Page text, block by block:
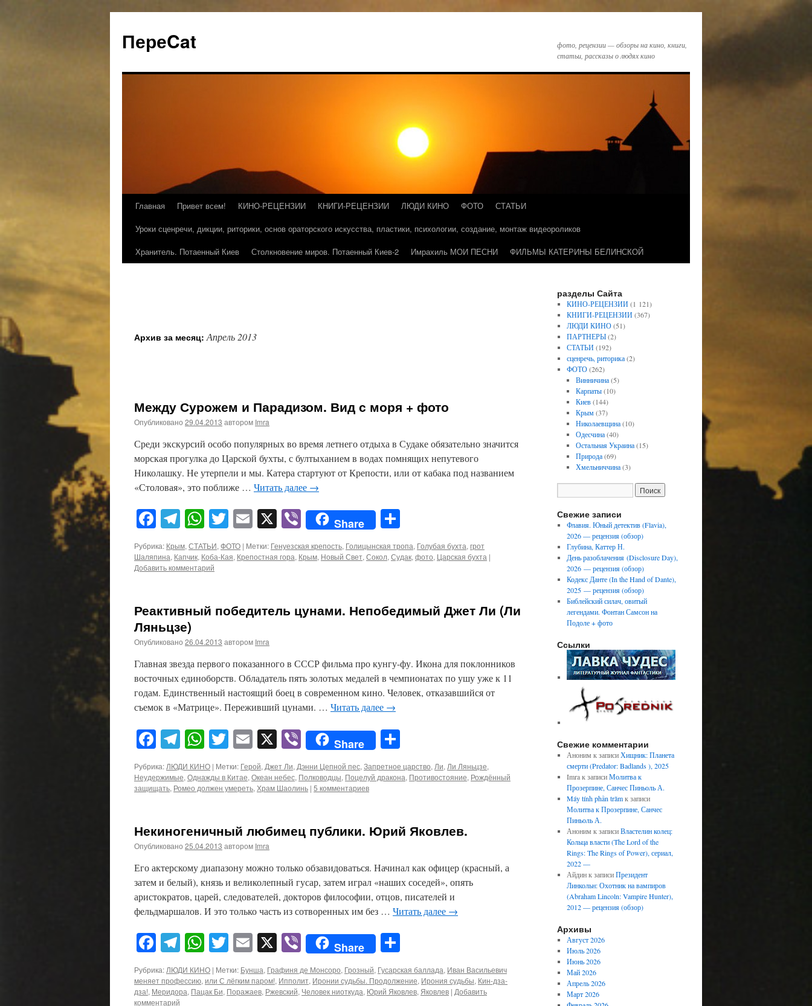
ПереCat
фото, рецензии — обзоры на кино, книги,
статьи, рассказы о людях кино
Главная Привет всем! КИНО-РЕЦЕНЗИИ КНИГИ-РЕЦЕНЗИИ ЛЮДИ КИНО ФОТО
СТАТЬИ
Уроки сценречи, дикции, риторики, основ ораторского искусства, пластики, психологии, создание, монтаж видеороликов
Хранитель. Потаенный Киев
Столкновение миров. Потаенный Киев-2 Имрахиль МОИ ПЕСНИ ФИЛЬМЫ КАТЕРИНЫ БЕЛИНСКОЙ
Архив за месяц:Апрель 2013
Между Сурожем и Парадизом. Вид с моря + фото
Опубликовано 29.04.2013 автором Imra
Среди экскурсий особо популярных во время летнего отдыха в Судаке обязательно значится
морская прогулка до Царской бухты, с бултыханием в водах помнящих непутевого
Николашку. Не утерпели и мы. Катера стартуют от Крепости, или от кабака под названием
«Столовая», это поближе … Читать далее →
Facebook
Telegram
WhatsApp
Twitter
Email
X ViberShare
Рубрика: Крым,СТАТЬИ,ФОТО | Метки: Генуезская крепость, Голицынская тропа, Голубая бухта,грот
Шаляпина, Капчик, Коба-Кая, Крепостная гора, Крым, Новый Свет,Сокол,Судак,фото, Царская бухта |
Добавить комментарий
Реактивный победитель цунами. Непобедимый Джет Ли (Ли
Ляньцзе)
Опубликовано 26.04.2013 автором Imra
Главная звезда первого показанного в СССР фильма про кунгу-фу. Икона для поклонников
восточных единоборств. Обладатель пять золотых медалей в чемпионатах по ушу уже к 11
годам. Единственный настоящий боец в современном кино. Человек, отказавшийся от
съемок в «Матрице». Переживший цунами. … Читать далее →
Facebook
Telegram
WhatsApp
Twitter
Email
X ViberShare
Рубрика: ЛЮДИ КИНО | Метки: Герой, Джет Ли, Дэнни Цепной пес, Запретное царство, Ли, Ли Ляньцзе,
Неудержимые, Однажды в Китае, Океан небес, Полководцы, Поцелуй дракона, Противостояние, Рождённый
защищать, Ромео должен умереть, Храм Шаолинь | 5 комментариев
Некиногеничный любимец публики. Юрий Яковлев.
Опубликовано 25.04.2013 автором Imra
Его актерскому диапазону можно только обзавидоваться. Начинал как офицер (красный, а
затем и белый), князь и великолепный гусар, затем играл «наших соседей», опять
аристократов, царей, следователей, докторов философии, отцов, писателей и
фельдмаршалов. И это только часть из сотворенных им без … Читать далее →
Facebook
Telegram
WhatsApp
Twitter
Email
X ViberShare
Рубрика: ЛЮДИ КИНО | Метки: Бунша, Графиня де Монсоро, Грозный, Гусарская баллада, Иван Васильевич
меняет профессию, или С лёгким паром!, Ипполит, Иронии судьбы. Продолжение, Ирония судьбы, Кин-дза-
дза!, Меридора, Пацак Би, Поражаев, Ржевский, Человек ниоткуда, Юрий Яковлев, Яковлев | Добавить
комментарий
разделы Сайта
КИНО-РЕЦЕНЗИИ(1 121)
КНИГИ-РЕЦЕНЗИИ(367)
ЛЮДИ КИНО(51)
ПАРТНЕРЫ(2)
СТАТЬИ(192)
сценречь, риторика(2)
ФОТО(262)
Винничина(5)
Карпаты(10)
Киев(144)
Крым(37)
Николаевщина(10)
Одесчина(40)
Остальная Украина(15)
Природа(69)
Хмельниччина(3)
Свежие записи
Флавия. Юный детектив (Flavia),
2026 — рецензия (обзор)
Глубина, Каттер Н.
День разоблачения (Disclosure Day),
2026 — рецензия (обзор)
Кодекс Данте (In the Hand of Dante),
2025 — рецензия (обзор)
Библейский силач, овитый
легендами. Фонтан Самсон на
Подоле + фото
Ссылки
Свежие комментарии
Аноним к записиХищник: Планета
смерти (Predator: Badlands ), 2025
Imraк записиМолитва к
Прозерпине, Санчес Пиньоль А.
Máy tính phần trămк записи
Молитва к Прозерпине, Санчес
Пиньоль А.
Аноним к записиВластелин колец:
Кольца власти (The Lord of the
Rings: The Rings of Power), сериал,
2022 —
Айдинк записиПрезидент
Линкольн: Охотник на вампиров
(Abraham Lincoln: Vampire Hunter),
2012 — рецензия (обзор)
Архивы
Август 2026
Июль 2026
Июнь 2026
Май 2026
Апрель 2026
Март 2026